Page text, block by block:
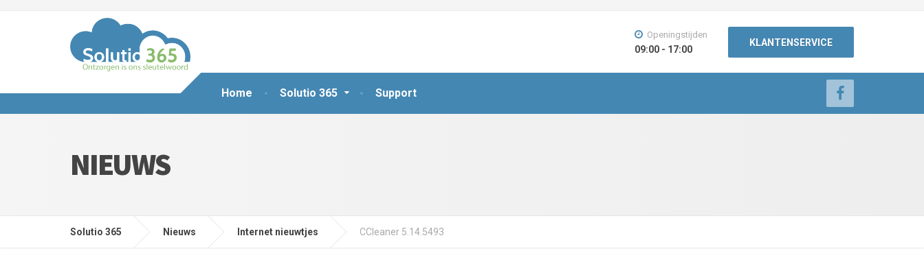
Home Solutio 365 Support
Openingstijden
09:00 - 17:00
KLANTENSERVICE
NIEUWS
Solutio 365 Nieuws Internet nieuwtjes CCleaner 5.14.5493